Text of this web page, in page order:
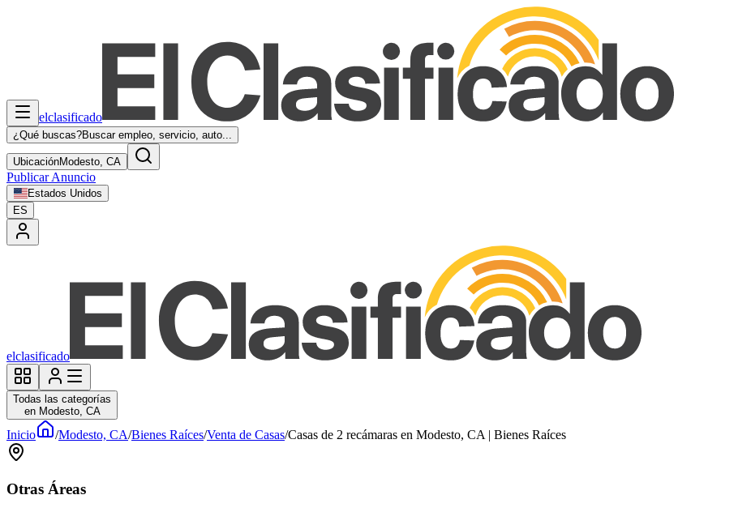
elclasificado
¿Qué buscas?Buscar empleo, servicio, auto...
UbicaciónModesto, CA
Publicar Anuncio
Estados Unidos
ES
elclasificado
Todas las categorías
en Modesto, CA
Inicio /Modesto, CA/Bienes Raíces/Venta de Casas/Casas de 2 recámaras en Modesto, CA | Bienes Raíces
Otras Áreas